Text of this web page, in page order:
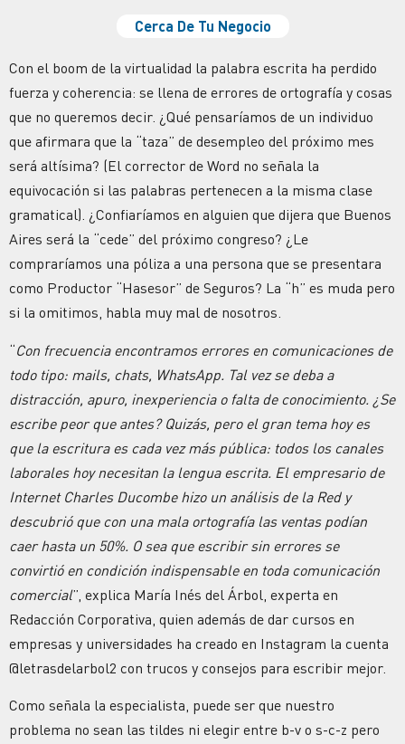
Cerca De Tu Negocio
Con el boom de la virtualidad la palabra escrita ha perdido
fuerza y coherencia: se llena de errores de ortografía y cosas
que no queremos decir. ¿Qué pensaríamos de un individuo
que afirmara que la “taza” de desempleo del próximo mes
será altísima? (El corrector de Word no señala la
equivocación si las palabras pertenecen a la misma clase
gramatical). ¿Confiaríamos en alguien que dijera que Buenos
Aires será la “cede” del próximo congreso? ¿Le
compraríamos una póliza a una persona que se presentara
como Productor “Hasesor” de Seguros? La “h” es muda pero
si la omitimos, habla muy mal de nosotros.
“Con frecuencia encontramos errores en comunicaciones de
todo tipo: mails, chats, WhatsApp. Tal vez se deba a
distracción, apuro, inexperiencia o falta de conocimiento. ¿Se
escribe peor que antes? Quizás, pero el gran tema hoy es
que la escritura es cada vez más pública: todos los canales
laborales hoy necesitan la lengua escrita. El empresario de
Internet Charles Ducombe hizo un análisis de la Red y
descubrió que con una mala ortografía las ventas podían
caer hasta un 50%. O sea que escribir sin errores se
convirtió en condición indispensable en toda comunicación
comercial”, explica María Inés del Árbol, experta en
Redacción Corporativa, quien además de dar cursos en
empresas y universidades ha creado en Instagram la cuenta
@letrasdelarbol2 con trucos y consejos para escribir mejor.
Como señala la especialista, puede ser que nuestro
problema no sean las tildes ni elegir entre b-v o s-c-z pero